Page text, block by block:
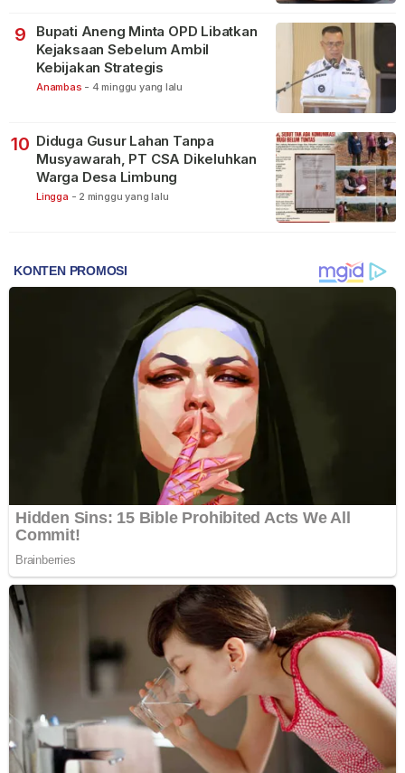
9
Bupati Aneng Minta OPD Libatkan
Kejaksaan Sebelum Ambil
Kebijakan Strategis
Anambas - 4 minggu yang lalu
10 Diduga Gusur Lahan Tanpa
Musyawarah, PT CSA Dikeluhkan
Warga Desa Limbung
Lingga - 2 minggu yang lalu